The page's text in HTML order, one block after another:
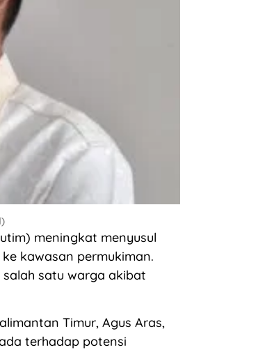
meningkat menyusul
kawasan permukiman.
satu warga akibat
Timur, Agus Aras,
terhadap potensi